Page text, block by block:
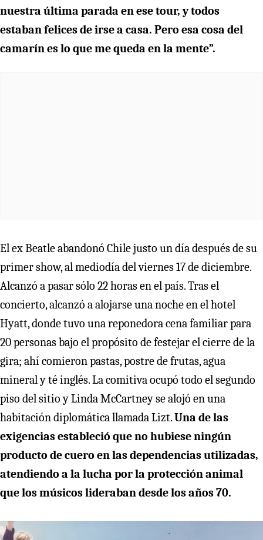
nuestra última parada en ese tour, y todos
estaban felices de irse a casa. Pero esa cosa del
camarín es lo que me queda en la mente”.
El ex Beatle abandonó Chile justo un día después de su
primer show, al mediodía del viernes 17 de diciembre.
Alcanzó a pasar sólo 22 horas en el país. Tras el
concierto, alcanzó a alojarse una noche en el hotel
Hyatt, donde tuvo una reponedora cena familiar para
20 personas bajo el propósito de festejar el cierre de la
gira; ahí comieron pastas, postre de frutas, agua
mineral y té inglés. La comitiva ocupó todo el segundo
piso del sitio y Linda McCartney se alojó en una
habitación diplomática llamada Lizt.Una de las
exigencias estableció que no hubiese ningún
producto de cuero en las dependencias utilizadas,
atendiendo a la lucha por la protección animal
que los músicos lideraban desde los años 70.